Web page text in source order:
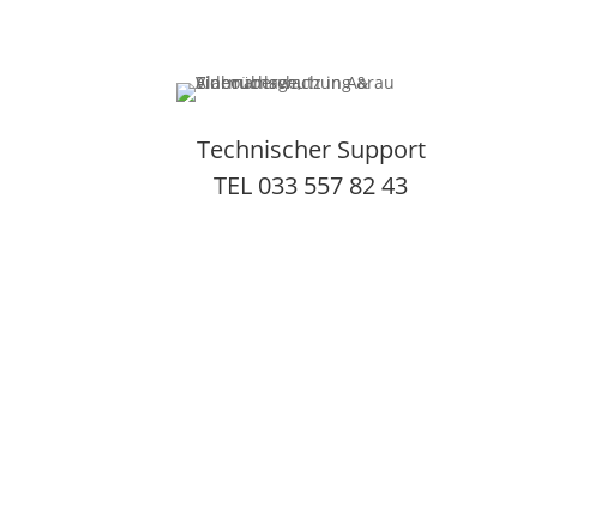
Technischer Support
TEL 033 557 82 43